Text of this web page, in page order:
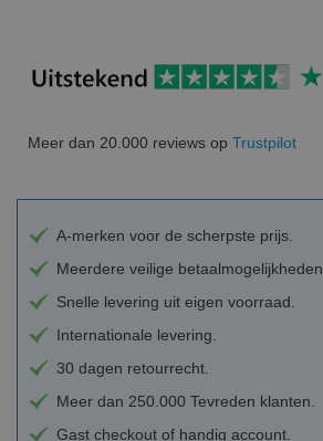
Meer dan 20.000 reviews op Trustpilot
A-merken voor de scherpste prijs.
Meerdere veilige betaalmogelijkheden.
Snelle levering uit eigen voorraad.
Internationale levering.
30 dagen retourrecht.
Meer dan 250.000 Tevreden klanten.
Gast checkout of handig account.